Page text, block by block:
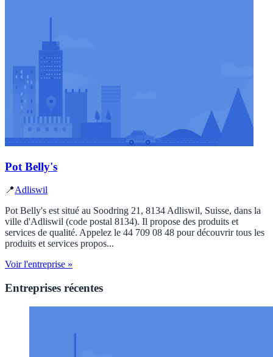
Pot Belly's
📍Adliswil
Pot Belly's est situé au Soodring 21, 8134 Adliswil, Suisse, dans la
ville d'Adliswil (code postal 8134). Il propose des produits et
services de qualité. Appelez le 44 709 08 48 pour découvrir tous les
produits et services propos...
Voir l'entreprise »
Entreprises récentes